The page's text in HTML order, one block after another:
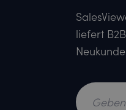
liefert